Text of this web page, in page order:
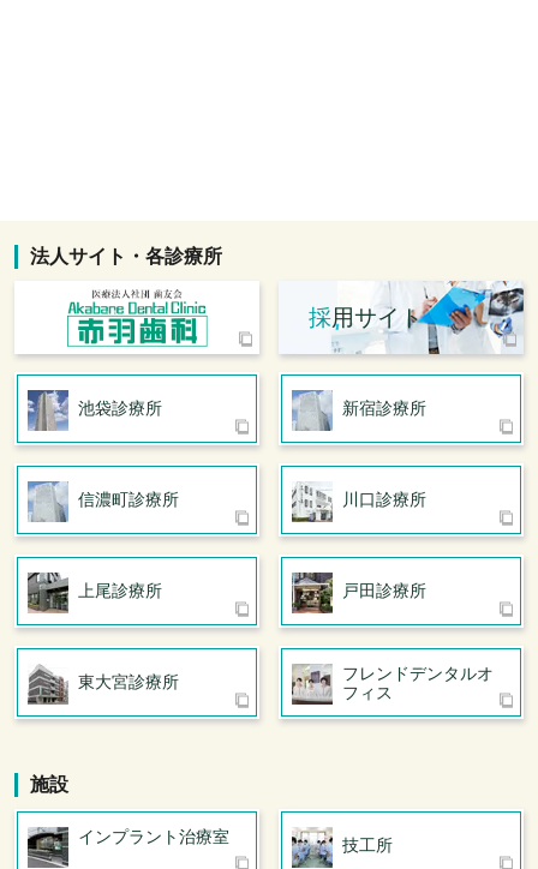
法人サイト・各診療所
採用サイト
池袋診療所 新宿診療所
信濃町診療所 川口診療所
上尾診療所 戸田診療所
東大宮診療所 フレンドデンタルオ
フィス
施設
インプラント治療室 技工所